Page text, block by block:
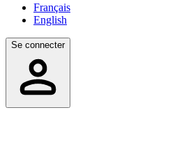
Français
English
Se connecter